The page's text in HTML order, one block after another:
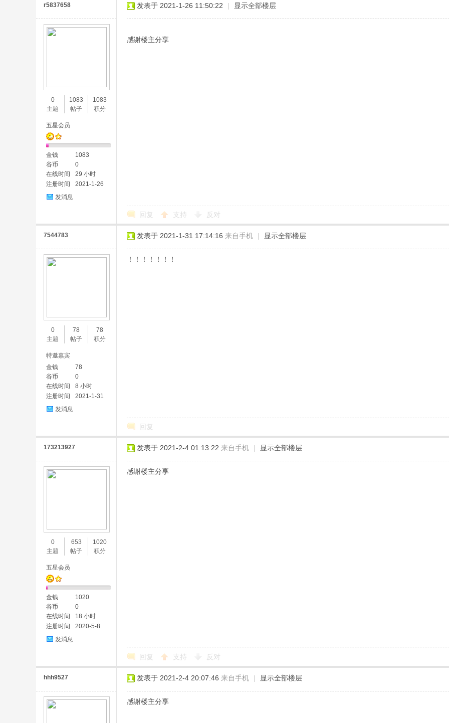
r5837658
0
主题
1083
帖子
1083
积分
五星会员
金钱
1083
谷币
0
在线时间
29 小时
注册时间
2021-1-26
发消息
发表于 2021-1-26 11:50:22 | 显示全部楼层
感谢楼主分享
回复 支持 反对
7544783
0
主题
78
帖子
78
积分
特邀嘉宾
金钱
78
谷币
0
在线时间
8 小时
注册时间
2021-1-31
发消息
发表于 2021-1-31 17:14:16 来自手机 | 显示全部楼层
！！！！！！！
回复
173213927
0
主题
653
帖子
1020
积分
五星会员
金钱
1020
谷币
0
在线时间
18 小时
注册时间
2020-5-8
发消息
发表于 2021-2-4 01:13:22 来自手机 | 显示全部楼层
感谢楼主分享
回复 支持 反对
hhh9527 发表于 2021-2-4 20:07:46 来自手机 | 显示全部楼层
感谢楼主分享